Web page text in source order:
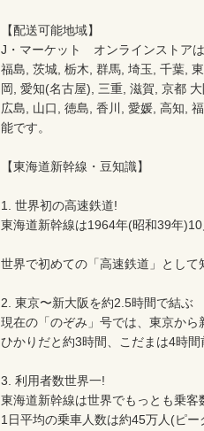
【配送可能地域】
J・マーケット　オンラインストア
福島, 茨城, 栃木, 群馬, 埼玉, 千葉,
岡, 愛知(名古屋), 三重, 滋賀, 京都
広島, 山口, 徳島, 香川, 愛媛, 高知,
能です。
【東海道新幹線・豆知識】
1. 世界初の高速鉄道!
東海道新幹線は1964年(昭和39年
世界で初めての「高速鉄道」として
2. 東京〜新大阪を約2.5時間で結ぶ
現在の「のぞみ」号では、東京から
ひかりだと約3時間、こだまは4時間
3. 利用者数世界一!
東海道新幹線は世界でもっとも乗客
1日平均の乗車人数は約45万人(ピ